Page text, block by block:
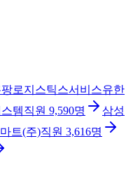
팡로지스틱스서비스유한
템직원 9,590명
삼성
트(주)직원 3,616명